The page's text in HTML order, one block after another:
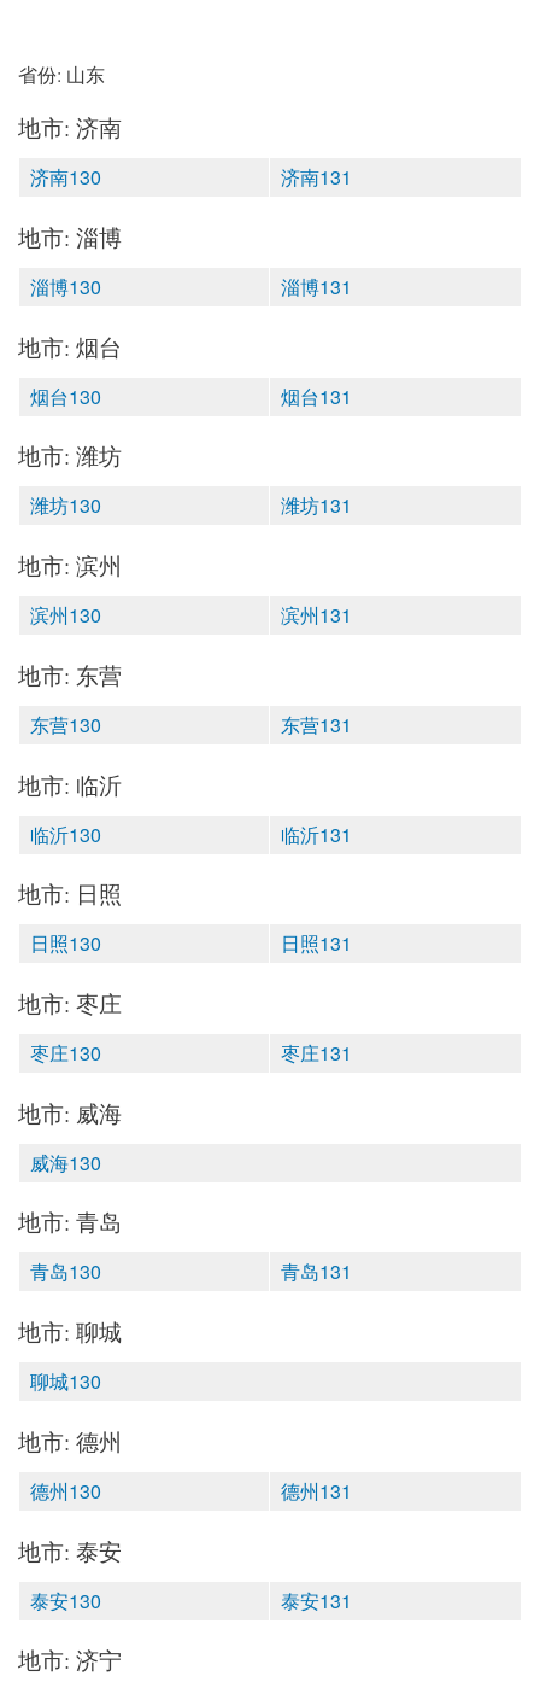
省份: 山东
地市: 济南
济南130 济南131
地市: 淄博
淄博130 淄博131
地市: 烟台
烟台130 烟台131
地市: 潍坊
潍坊130 潍坊131
地市: 滨州
滨州130 滨州131
地市: 东营
东营130 东营131
地市: 临沂
临沂130 临沂131
地市: 日照
日照130 日照131
地市: 枣庄
枣庄130 枣庄131
地市: 威海
威海130
地市: 青岛
青岛130 青岛131
地市: 聊城
聊城130
地市: 德州
德州130 德州131
地市: 泰安
泰安130 泰安131
地市: 济宁